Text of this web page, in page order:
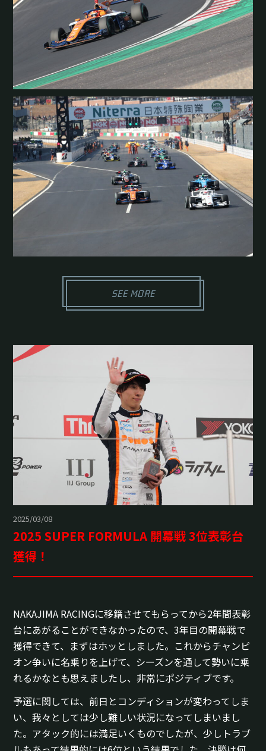
SEE MORE
2025/03/08
2025 SUPER FORMULA 開幕戦 3位表彰台
獲得！
NAKAJIMA RACINGに移籍させてもらってから2年間表彰
台にあがることができなかったので、3年目の開幕戦で
獲得できて、まずはホッとしました。これからチャンピ
オン争いに名乗りを上げて、シーズンを通して勢いに乗
れるかなとも思えましたし、非常にポジティブです。
予選に関しては、前日とコンディションが変わってしま
い、我々としては少し難しい状況になってしまいまし
た。アタック的には満足いくものでしたが、少しトラブ